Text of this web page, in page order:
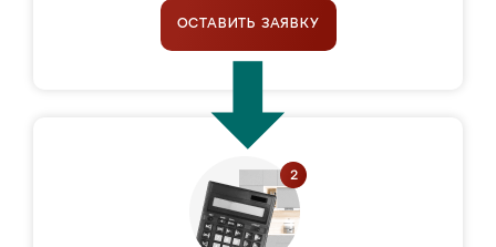
ОСТАВИТЬ ЗАЯВКУ